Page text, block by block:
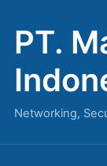
PT.
Networking,